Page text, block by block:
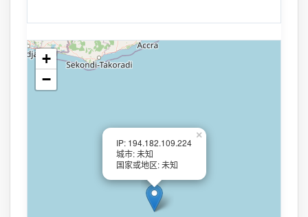
IP: 194.182.109.224
城市: 未知
国家或地区: 未知
×
+
−